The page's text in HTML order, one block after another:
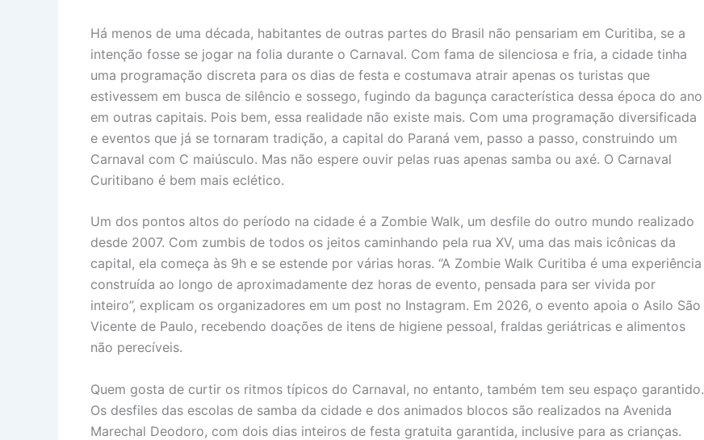
Há menos de uma década, habitantes de outras partes do Brasil não pensariam em Curitiba, se a
intenção fosse se jogar na folia durante o Carnaval. Com fama de silenciosa e fria, a cidade tinha
uma programação discreta para os dias de festa e costumava atrair apenas os turistas que
estivessem em busca de silêncio e sossego, fugindo da bagunça característica dessa época do ano
em outras capitais. Pois bem, essa realidade não existe mais. Com uma programação diversificada
e eventos que já se tornaram tradição, a capital do Paraná vem, passo a passo, construindo um
Carnaval com C maiúsculo. Mas não espere ouvir pelas ruas apenas samba ou axé. O Carnaval
Curitibano é bem mais eclético.
Um dos pontos altos do período na cidade é a Zombie Walk, um desfile do outro mundo realizado
desde 2007. Com zumbis de todos os jeitos caminhando pela rua XV, uma das mais icônicas da
capital, ela começa às 9h e se estende por várias horas. “A Zombie Walk Curitiba é uma experiência
construída ao longo de aproximadamente dez horas de evento, pensada para ser vivida por
inteiro”, explicam os organizadores em um post no Instagram. Em 2026, o evento apoia o Asilo São
Vicente de Paulo, recebendo doações de itens de higiene pessoal, fraldas geriátricas e alimentos
não perecíveis.
Quem gosta de curtir os ritmos típicos do Carnaval, no entanto, também tem seu espaço garantido.
Os desfiles das escolas de samba da cidade e dos animados blocos são realizados na Avenida
Marechal Deodoro, com dois dias inteiros de festa gratuita garantida, inclusive para as crianças.